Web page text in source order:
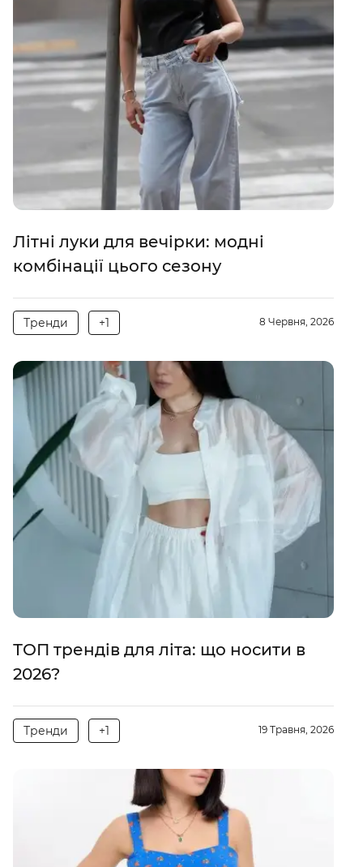
Літні луки для вечірки: модні
комбінації цього сезону
Тренди +1 8 Червня, 2026
ТОП трендів для літа: що носити в
2026?
Тренди +1 19 Травня, 2026